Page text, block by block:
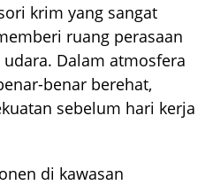
krim yang sangat
ruang perasaan
Dalam atmosfera
benar berehat,
sebelum hari kerja
di kawasan